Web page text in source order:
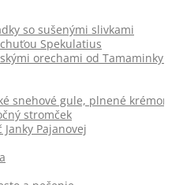
so sušenými slivkami
Spekulatius
orechami od Tamaminky.
snehové gule, plnené krémom
stromček
Pajanovej